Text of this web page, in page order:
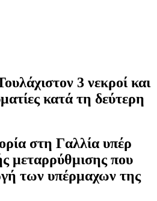
3 νεκροί και
κατά τη δεύτερη
στη Γαλλία υπέρ
μεταρρύθμισης που
των υπέρμαχων της